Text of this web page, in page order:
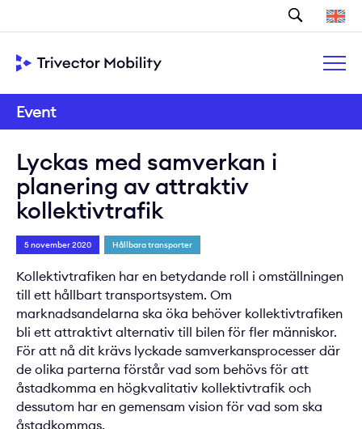
Event
Lyckas med samverkan i
planering av attraktiv
kollektivtrafik
5 november 2020 Hållbara transporter
Kollektivtrafiken har en betydande roll i omställningen
till ett hållbart transportsystem. Om
marknadsandelarna ska öka behöver kollektivtrafiken
bli ett attraktivt alternativ till bilen för fler människor.
För att nå dit krävs lyckade samverkansprocesser där
de olika parterna förstår vad som behövs för att
åstadkomma en högkvalitativ kollektivtrafik och
dessutom har en gemensam vision för vad som ska
åstadkommas.